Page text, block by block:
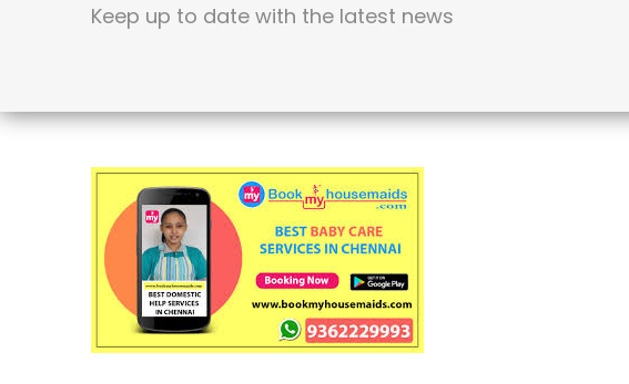
Keep up to date with the latest news